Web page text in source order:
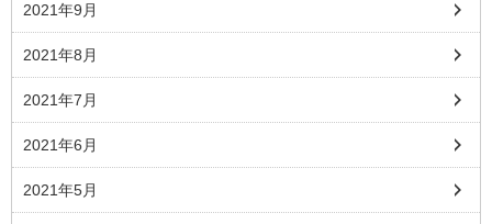
2021年9月
2021年8月
2021年7月
2021年6月
2021年5月